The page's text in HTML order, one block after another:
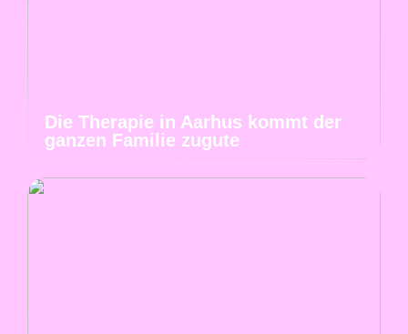
Die Therapie in Aarhus kommt der
ganzen Familie zugute